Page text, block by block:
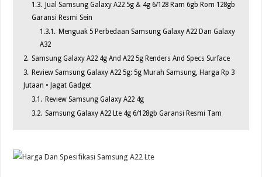
1.3. Jual Samsung Galaxy A22 5g & 4g 6/128 Ram 6gb Rom 128gb
Garansi Resmi Sein
1.3.1. Menguak 5 Perbedaan Samsung Galaxy A22 Dan Galaxy
A32
2. Samsung Galaxy A22 4g And A22 5g Renders And Specs Surface
3. Review Samsung Galaxy A22 5g: 5g Murah Samsung, Harga Rp 3
Jutaan • Jagat Gadget
3.1. Review Samsung Galaxy A22 4g
3.2. Samsung Galaxy A22 Lte 4g 6/128gb Garansi Resmi Tam